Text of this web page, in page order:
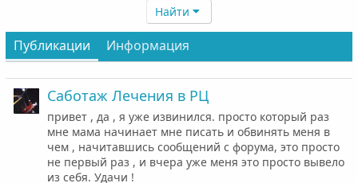
Найти
Публикации Информация
Саботаж Лечения в РЦ
привет , да , я уже извинился. просто который раз
мне мама начинает мне писать и обвинять меня в
чем , начитавшись сообщений с форума, это просто
не первый раз , и вчера уже меня это просто вывело
из себя. Удачи !